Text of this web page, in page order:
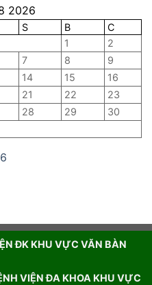
2026
S B
C
1
2
7 8
9
14 15
16
21 22
23
28 29
30
ĐK KHU VỰC VĂN BÀN
VIỆN ĐA KHOA KHU VỰC